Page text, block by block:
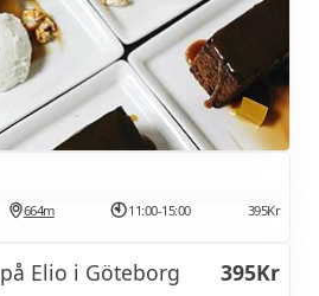
165Kr
tomat, pocherat ägg och
185Kr
pastrami, oxbringa,
664m 11:00-15:00 395Kr
Elio i Göteborg
395Kr